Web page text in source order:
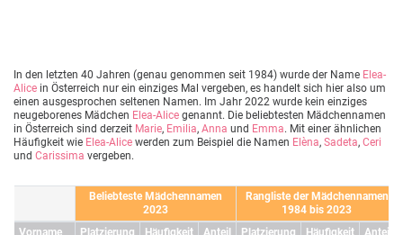
In den letzten 40 Jahren (genau genommen seit 1984) wurde der Name Elea-
Alice in Österreich nur ein einziges Mal vergeben, es handelt sich hier also um
einen ausgesprochen seltenen Namen. Im Jahr 2022 wurde kein einziges
neugeborenes Mädchen Elea-Alice genannt. Die beliebtesten Mädchennamen
in Österreich sind derzeit Marie, Emilia, Anna und Emma. Mit einer ähnlichen
Häufigkeit wie Elea-Alice werden zum Beispiel die Namen Elèna, Sadeta, Ceri
und Carissima vergeben.
Beliebteste Mädchennamen
2023
Rangliste der Mädchennamen
1984 bis 2023